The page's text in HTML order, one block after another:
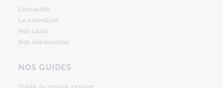
L’actualité
Le calendrier
Nos clubs
Nos découvertes
NOS GUIDES